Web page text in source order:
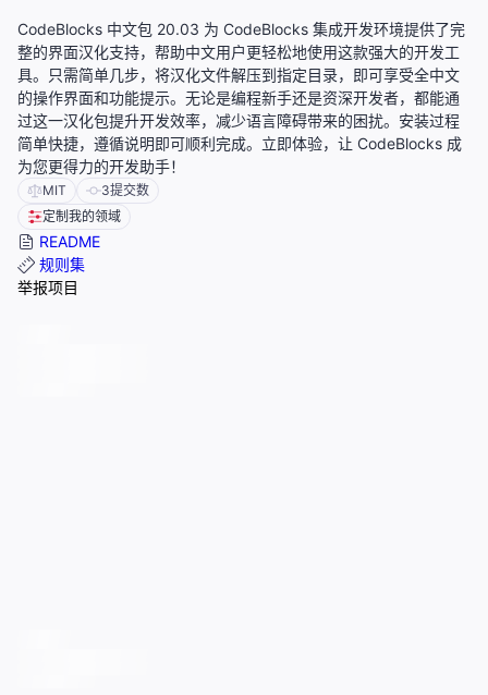
CodeBlocks 中文包 20.03 为 CodeBlocks 集成开发环境提供了完
整的界面汉化支持，帮助中文用户更轻松地使用这款强大的开发工
具。只需简单几步，将汉化文件解压到指定目录，即可享受全中文
的操作界面和功能提示。无论是编程新手还是资深开发者，都能通
过这一汉化包提升开发效率，减少语言障碍带来的困扰。安装过程
简单快捷，遵循说明即可顺利完成。立即体验，让 CodeBlocks 成
为您更得力的开发助手！
MIT 3提交数
定制我的领域
README
规则集
举报项目